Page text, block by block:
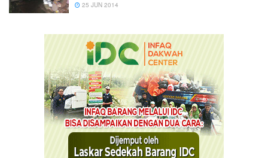
25 JUN 2014